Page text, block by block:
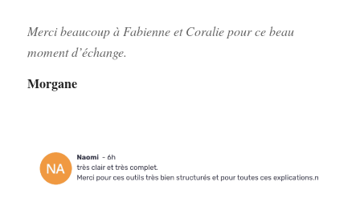
Merci beaucoup à Fabienne et Coralie pour ce beau
moment d’échange.
Morgane